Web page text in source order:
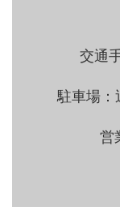
交通
駐車場：
営